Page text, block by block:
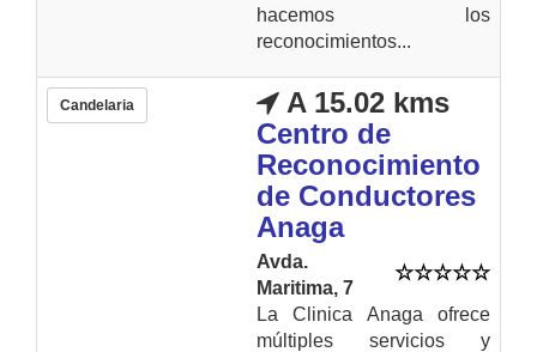
hacemos los
reconocimientos...
Candelaria
A 15.02 kms
Centro de
Reconocimiento
de Conductores
Anaga
Avda.
Maritima, 7
La Clinica Anaga ofrece
múltiples servicios y